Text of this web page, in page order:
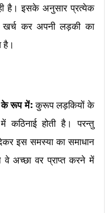
है। इसके अनुसार प्रत्येक
कर अपनी लड़की का
है।
रूप में:कुरूप लड़कियों के
होती है। परन्तु
इस समस्या का समाधान
अच्छा वर प्राप्त करने में